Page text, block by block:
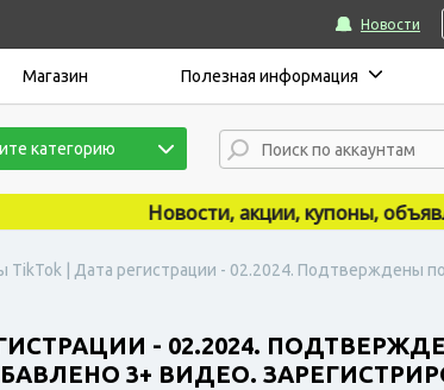
Новости
Магазин Полезная информация
категорию
Новости, акции, купоны,
TikTok | Дата регистрации - 02.2024. Подтверждены
- 02.2024.
3+ ВИДЕО.